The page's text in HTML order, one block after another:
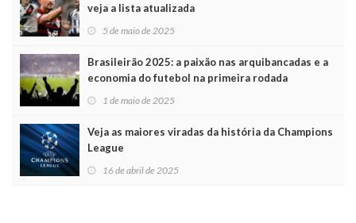
veja a lista atualizada
5 de maio de 2025
Brasileirão 2025: a paixão nas arquibancadas e a
economia do futebol na primeira rodada
1 de maio de 2025
Veja as maiores viradas da história da Champions
League
16 de abril de 2025